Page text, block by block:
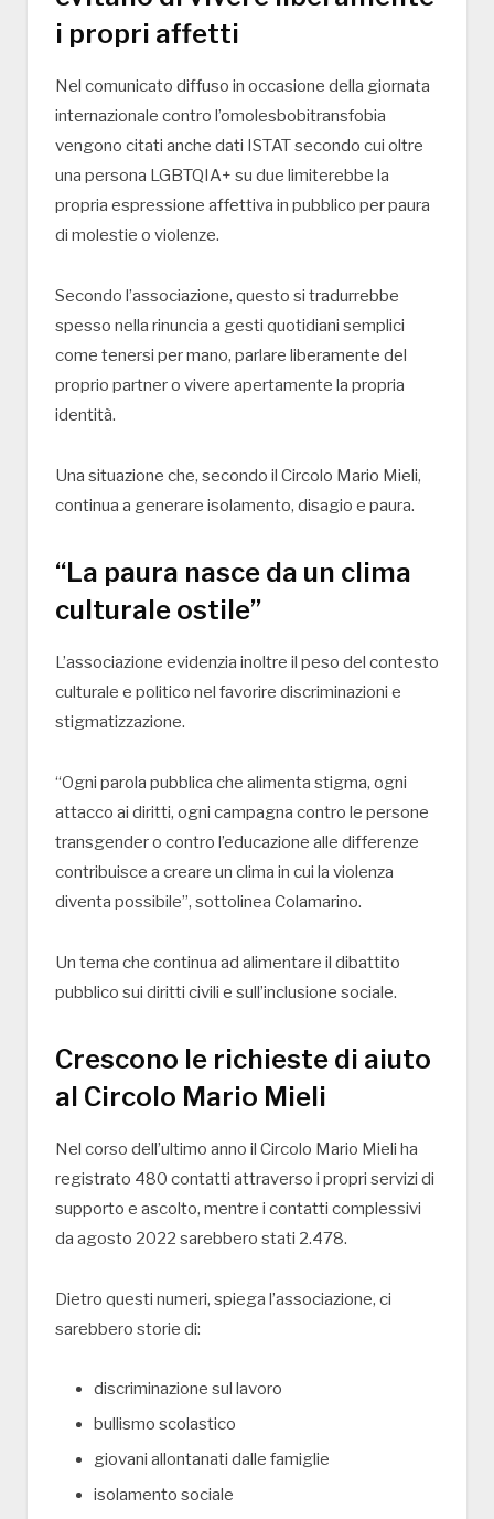
i propri affetti
Nel comunicato diffuso in occasione della giornata
internazionale contro l’omolesbobitransfobia
vengono citati anche dati ISTAT secondo cui oltre
una persona LGBTQIA+ su due limiterebbe la
propria espressione affettiva in pubblico per paura
di molestie o violenze.
Secondo l’associazione, questo si tradurrebbe
spesso nella rinuncia a gesti quotidiani semplici
come tenersi per mano, parlare liberamente del
proprio partner o vivere apertamente la propria
identità.
Una situazione che, secondo il Circolo Mario Mieli,
continua a generare isolamento, disagio e paura.
“La paura nasce da un clima
culturale ostile”
L’associazione evidenzia inoltre il peso del contesto
culturale e politico nel favorire discriminazioni e
stigmatizzazione.
“Ogni parola pubblica che alimenta stigma, ogni
attacco ai diritti, ogni campagna contro le persone
transgender o contro l’educazione alle differenze
contribuisce a creare un clima in cui la violenza
diventa possibile”, sottolinea Colamarino.
Un tema che continua ad alimentare il dibattito
pubblico sui diritti civili e sull’inclusione sociale.
Crescono le richieste di aiuto
al Circolo Mario Mieli
Nel corso dell’ultimo anno il Circolo Mario Mieli ha
registrato 480 contatti attraverso i propri servizi di
supporto e ascolto, mentre i contatti complessivi
da agosto 2022 sarebbero stati 2.478.
Dietro questi numeri, spiega l’associazione, ci
sarebbero storie di:
discriminazione sul lavoro
bullismo scolastico
giovani allontanati dalle famiglie
isolamento sociale